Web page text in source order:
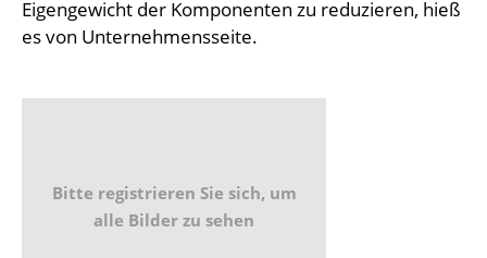
Eigengewicht der Komponenten zu reduzieren, hieß
es von Unternehmensseite.
Bitte registrieren Sie sich, um
alle Bilder zu sehen